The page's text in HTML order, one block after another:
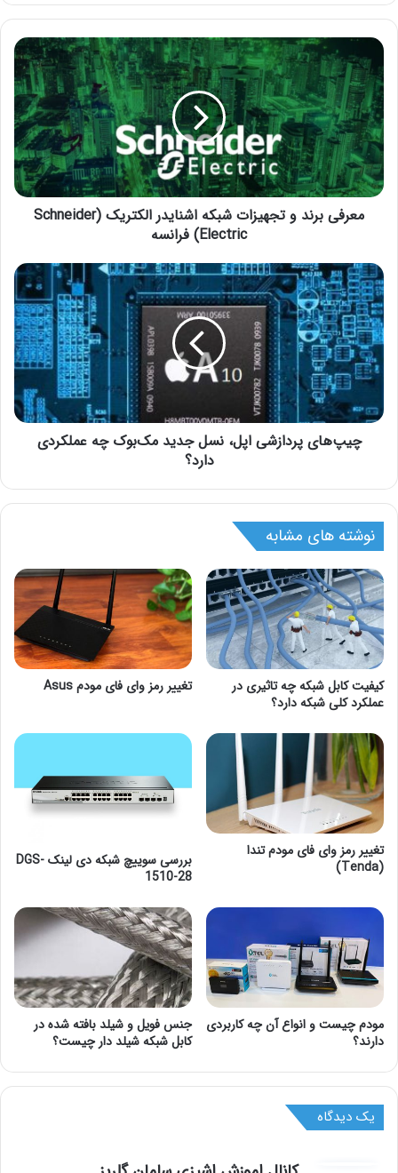
معرفی برند و تجهیزات شبکه اشنایدر الکتریک (Schneider
Electric) فرانسه
چیپ‌های پردازشی اپل، نسل جدید مک‌بوک‌ چه عملکردی
دارد؟
نوشته های مشابه
کیفیت کابل شبکه چه تاثیری در
عملکرد کلی شبکه دارد؟
تغییر رمز وای فای مودم Asus
تغییر رمز وای فای مودم تندا
(Tenda)
بررسی سوییچ شبکه دی لینک DGS-
1510-28
مودم چیست و انواع آن چه کاربردی
دارند؟
جنس فویل و شیلد بافته شده در
کابل شبکه شیلد دار چیست؟
یک دیدگاه